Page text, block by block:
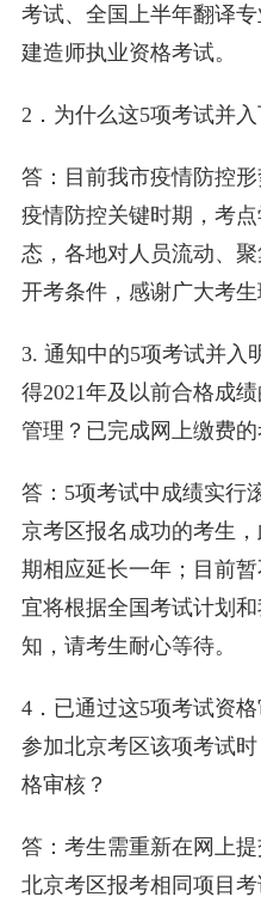
考试、全国上半年翻译
建造师执业资格考试。
2．为什么这5项考试并
答：目前我市疫情防控
疫情防控关键时期，考
态，各地对人员流动、
开考条件，感谢广大考生
3. 通知中的5项考试并入
得2021年及以前合格成
管理？已完成网上缴费
答：5项考试中成绩实行
京考区报名成功的考生
期相应延长一年；目前
宜将根据全国考试计划
知，请考生耐心等待。
4．已通过这5项考试资
参加北京考区该项考试
格审核？
答：考生需重新在网上
北京考区报考相同项目